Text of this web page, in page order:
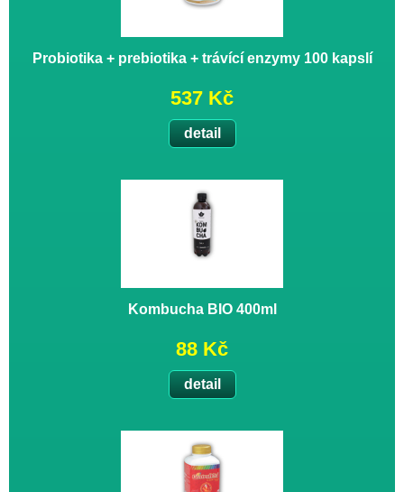
Probiotika + prebiotika + trávící enzymy 100 kapslí
537 Kč
detail
Kombucha BIO 400ml
88 Kč
detail